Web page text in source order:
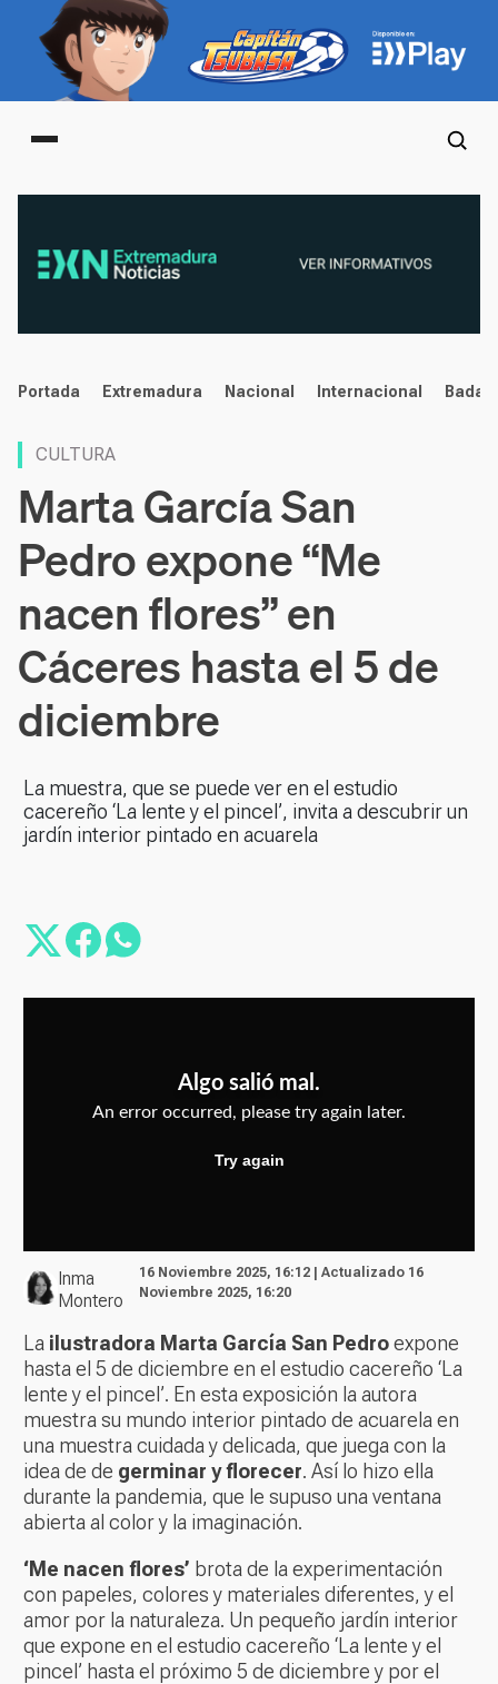
Main menu
noticias
Portada Extremadura Nacional Internacional
CULTURA
Marta García San
Pedro expone “Me
nacen flores” en
Cáceres hasta el 5 de
diciembre
La muestra, que se puede ver en el estudio
cacereño ‘La lente y el pincel’, invita a descubrir un
jardín interior pintado en acuarela
Inma
Montero
16 Noviembre 2025, 16:12 | Actualizado 16
Noviembre 2025, 16:20
La ilustradora Marta García San Pedroexpone
hasta el 5 de diciembre en el estudio cacereño ‘La
lente y el pincel’. En esta exposición la autora
muestra su mundo interior pintado de acuarela en
una muestra cuidada y delicada, que juega con la
idea de de germinar y florecer. Así lo hizo ella
durante la pandemia, que le supuso una ventana
abierta al color y la imaginación.
‘Me nacen flores’ brota de la experimentación
con papeles, colores y materiales diferentes, y el
amor por la naturaleza. Un pequeño jardín interior
que expone en el estudio cacereño ‘La lente y el
pincel’ hasta el próximo 5 de diciembre y por el